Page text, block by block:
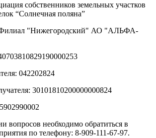
собственников земельных участков
“Солнечная поляна”
Филиал "Нижегородский" АО "АЛЬФА-
042202824
30101810200000000824
вопросов необходимо обратиться в
по телефону: 8-909-111-67-97.